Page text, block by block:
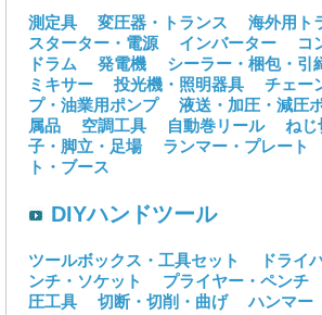
測定具 変圧器・トランス 海外用ト
スターター・電源
インバーター コ
ドラム
発電機 シーラー・梱包・引
ミキサー
投光機・照明器具 チェー
プ・油業用ポンプ
液送・加圧・減圧
属品
空調工具 自動巻リール ねじ
子・脚立・足場
ランマー・プレート
ト・ブース
DIYハンドツール
ツールボックス・工具セット ドライ
ンチ・ソケット
プライヤー・ペンチ
圧工具
切断・切削・曲げ ハンマー